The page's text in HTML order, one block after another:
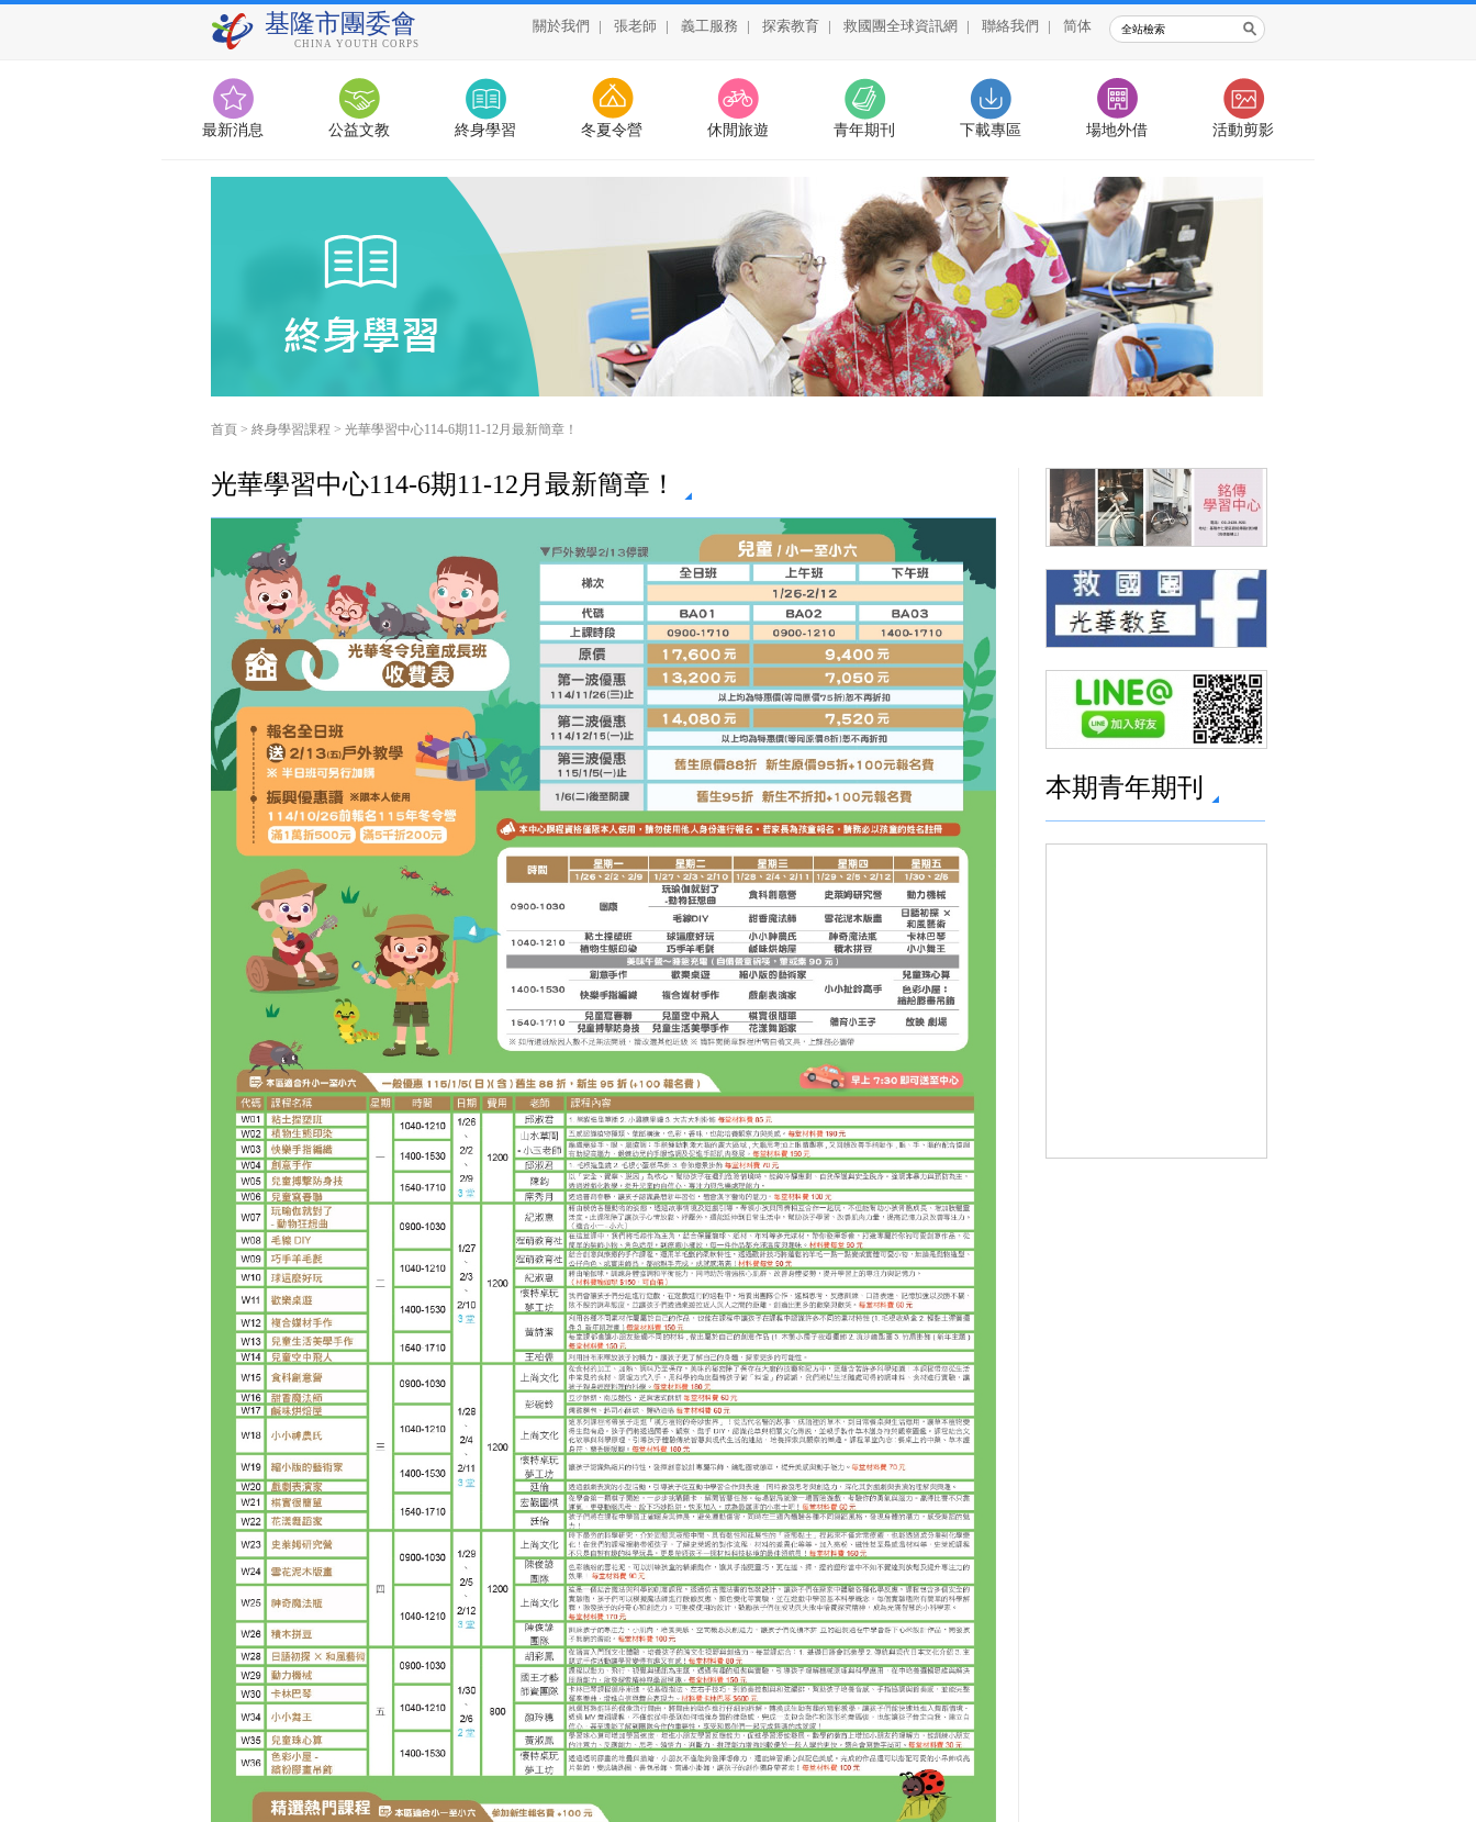
基隆市團委會
CHINA YOUTH CORPS
關於我們 | 張老師 | 義工服務 | 探索教育 | 救國團全球資訊網 | 聯絡我們 | 简体
最新消息 公益文教 終身學習 冬夏令營 休閒旅遊 青年期刊 下載專區 場地外借 活動剪影
首頁 > 終身學習課程 > 光華學習中心114-6期11-12月最新簡章！
光華學習中心114-6期11-12月最新簡章！
本期青年期刊